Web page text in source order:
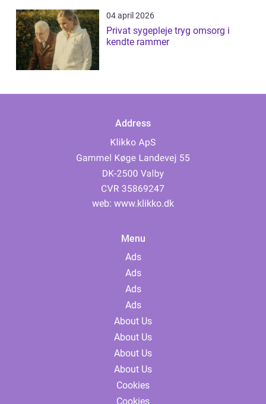
04 april 2026
Privat sygepleje tryg omsorg i
kendte rammer
Address
web: www.klikko.dk
Menu
Ads
Ads
Ads
Ads
About Us
About Us
About Us
About Us
Cookies
Cookies